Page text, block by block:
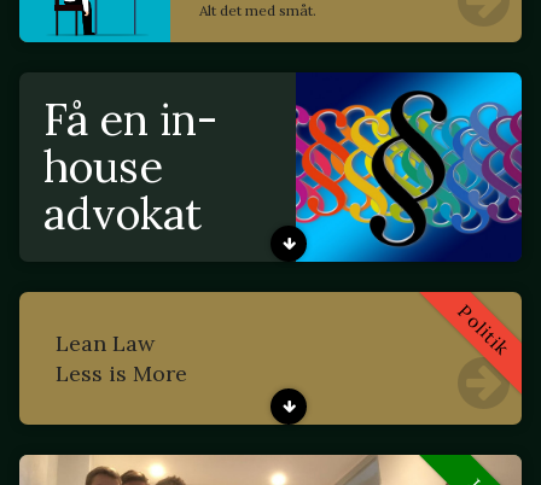
Alt det med småt.
Få en in-
house
advokat
Politik
Lean Law
Less is More